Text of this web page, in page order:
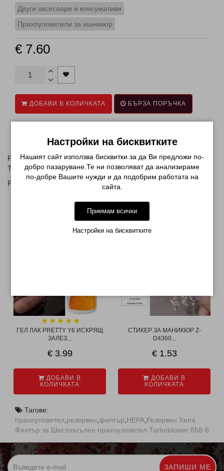
Други аксесоари и консумативи
Прахоуловители за маникюр
€ 7.60
ДОБАВИ В КОЛИЧКАТА БЪРЗА ПОРЪЧКА
Описание
Резервен Хепа Филтър за Шестоъгълен прахоуловител
Turboblower 858-6
Размери: 17см х 13см х 1см
МОЖЕ ДА ХАРЕСАТЕ ОЩЕ
ГЕЛ ЛАК PRETTY Y6 ИСКРЯЩ
ЗАЛЕЗ...
€ 3.99
ДОБАВИ В
КОЛИЧКАТА
СТИКЕР ЗА МАНИКЮР Z-
D4360...
€ 1.53
ДОБАВИ В
КОЛИЧКАТА
Тагове:
прахоуловител резервен филтър HEPA Резервен Хепа
Филтър за Шестоъгълен прахоуловител Turboblower 858-6
ЗАПИШИ МЕ
Настройки на бисквитките
Нашият сайт използва бисквитки за да Ви предложи по-
добро пазаруване.Те ни позволяват да анализираме
по-добре Вашите нужди и да подобрим работата на
сайта.
Приемам всички
Настройки на бисквитките